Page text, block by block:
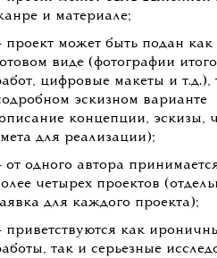
и материале;
проект может быть подан как
виде (фотографии
цифровые макеты и т.д.),
эскизном варианте
концепции, эскизы,
для реализации);
от одного автора
четырех проектов
для каждого проекта);
приветствуются как
так и серьезные